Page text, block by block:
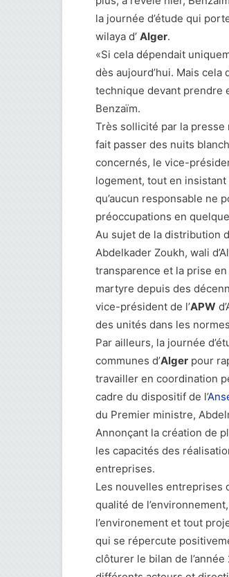
la journée d’étude qui
wilaya d’ Alger.
«Si cela dépendait
dès aujourd’hui. Mais
technique devant prendre
Benzaïm.
Très sollicité par la
fait passer des nuits
concernés, le vice-
logement, tout en
qu’aucun responsable ne
préoccupations en
Au sujet de la distribution
Abdelkader Zoukh, wali
transparence et la prise
martyre depuis des
vice-président de l’APW
des unités dans les
Par ailleurs, la journée
communes d’Alger pour
travailler en coordination
cadre du dispositif de l’
du Premier ministre,
Annonçant la création de
les capacités des
entreprises.
Les nouvelles entreprises
qualité de
l’environement et tout
qui se répercute
clôturer le bilan de l’année